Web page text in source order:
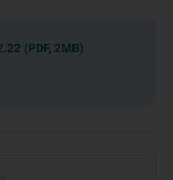
(PDF, 2MB)